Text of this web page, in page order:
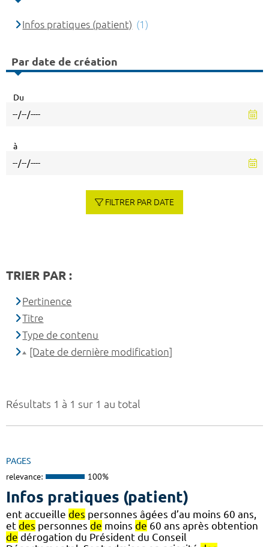
Résultats 1 à 1 sur 1 au total
PAGES
relevance: 100%
Infos pratiques (patient)
ent accueille des personnes âgées d’au moins 60 ans,
et des personnes de moins de 60 ans après obtention
de dérogation du Président du Conseil
Infos pratiques (patient) (1)
Par date de création
Du
à
FILTRER PAR DATE
TRIER PAR :
Pertinence
Titre
Type de contenu
[Date de dernière modification]